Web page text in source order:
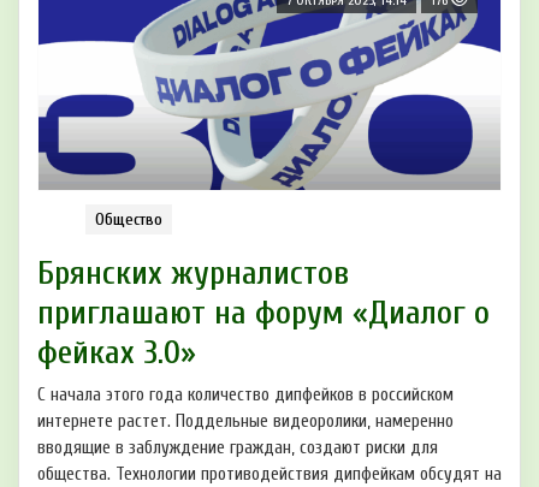
Общество
Брянских журналистов
приглашают на форум «Диалог о
фейках 3.0»
С начала этого года количество дипфейков в российском
интернете растет. Поддельные видеоролики, намеренно
вводящие в заблуждение граждан, создают риски для
общества. Технологии противодействия дипфейкам обсудят на